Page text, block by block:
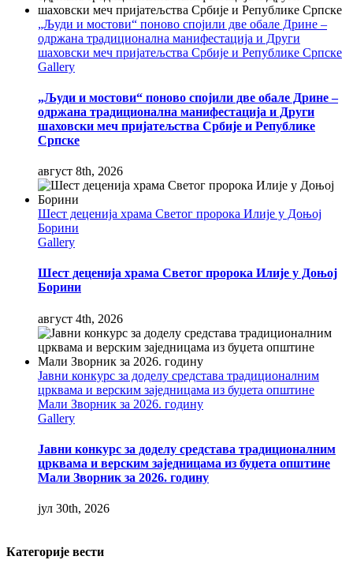
„Људи и мостови“ поново спојили две обале Дрине –
одржана традиционална манифестација и Други
шаховски меч пријатељства Србије и Републике Српске
Gallery
„Људи и мостови“ поново спојили две обале Дрине –
одржана традиционална манифестација и Други
шаховски меч пријатељства Србије и Републике
Српске
август 8th, 2026
Шест деценија храма Светог пророка Илије у Доњој
Борини
Gallery
Шест деценија храма Светог пророка Илије у Доњој
Борини
август 4th, 2026
Јавни конкурс за доделу средстава традиционалним
црквама и верским заједницама из буџета општине
Мали Зворник за 2026. годину
Gallery
Јавни конкурс за доделу средстава традиционалним
црквама и верским заједницама из буџета општине
Мали Зворник за 2026. годину
јул 30th, 2026
Категорије вести